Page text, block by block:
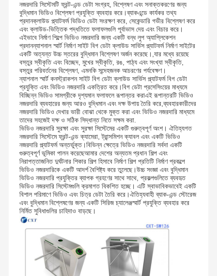
নজরদারি সিস্টেমটি ফ্রন্ট-এন্ড ডেটা সংগ্রহ, বিশ্লেষণ এবং সনাক্তকরণের জন্য
বুদ্ধিমান ভিডিও বিশ্লেষণ প্রযুক্তি ব্যবহার করে।ব্যাকএন্ডে কার্যকর তথ্য
প্রদানক্লাউড প্ল্যাটফর্ম ভিডিও ডেটা সংরক্ষণ করে, সেকেন্ডারি গভীর বিশ্লেষণ করে
এবং ক্লাউড-ভিত্তিক পদ্ধতিতে ফলাফলগুলি পূর্বাভাস দেয় এবং বিচার করে।
এইভাবে নির্মাণ শিল্পে ভিডিও নজরদারি জন্য একটি বন্ধ লুপ অ্যাপ্লিকেশন
প্রদানন্যাশনাল স্মার্ট নির্মাণ সাইট বিগ ডেটা ক্লাউড সার্ভিস প্ল্যাটফর্ম নির্মাণ সাইটের
একটি অত্যন্ত উচ্চ স্তরের বুদ্ধিমান বিশ্লেষণ অর্জন করেছে।,যার মধ্যে রয়েছে
বস্তুর স্বীকৃতি এবং বিচ্ছেদ, মুখের স্বীকৃতি, রঙ, পাঠ্য এবং সংখ্যা স্বীকৃতি,
বস্তুর পরিবর্তনের বিশ্লেষণ, এমনকি সন্দেহজনক আচরণের পর্যবেক্ষণ।
ন্যাশনাল স্মার্ট কনস্ট্রাকশন সাইট বিগ ডেটা ক্লাউড সার্ভিস প্ল্যাটফর্ম বিগ ডেটা
প্রযুক্তি এবং ভিডিও নজরদারি একত্রিত করে।বিগ ডেটা প্রসেসিংয়ের মাধ্যমে
বিচ্ছিন্ন ভিডিও সামগ্রীকে দৃশ্যমান ফলাফলে রূপান্তর করাএই রূপান্তরটি ভিডিও
নজরদারি ব্যবহারের জন্য আরও বুদ্ধিমান এবং দক্ষ উপায় তৈরি করে,ব্যবহারকারীদের
নজরদারি ভিডিও দেখার ভারী বোঝা থেকে মুক্ত করা এবং ভিডিও নজরদারি মাধ্যমে
তাদের সহজেই দক্ষ ও সঠিক সিদ্ধান্ত নিতে সক্ষম করা.
ভিডিও নজরদারি সুরক্ষা এবং সুরক্ষা সিস্টেমের একটি গুরুত্বপূর্ণ অংশ। ঐতিহ্যগত
নজরদারি সিস্টেমে ফ্রন্ট-এন্ড ক্যামেরা, ট্রান্সমিশন ক্যাবল এবং একটি ভিডিও
নজরদারি প্ল্যাটফর্ম অন্তর্ভুক্ত।বিভিন্ন ক্ষেত্রে ভিডিও নজরদারি সর্বদা একটি
গুরুত্বপূর্ণ ভূমিকা পালন করেছেআমার দেশের অন্যতম প্রধান শিল্প এবং
নিরাপত্তাজনিত দুর্ঘটনার শিকার শিল্প হিসাবে নির্মাণ শিল্প প্রতিটি নির্মাণ প্রকল্পে
ভিডিও নজরদারিকে একটি আদর্শ বৈশিষ্ট্য করে তুলেছে।উচ্চ সংজ্ঞা এবং বুদ্ধিমান
ভিডিও নজরদারি প্রযুক্তির ব্যাপক গ্রহণের সাথে সাথে, প্রকল্পগুলিতে ব্যবহৃত
ভিডিও নজরদারি সিস্টেমগুলি ক্রমাগত বিকশিত হচ্ছে। এটি স্বাভাবিকভাবেই একটি
বিশাল পরিমাণে ভিডিও এবং চিত্র ডেটা তৈরি করে।ঐতিহ্যবাহী ব্যাক-এন্ড স্টোরেজ
এবং বুদ্ধিমান বিশ্লেষণের জন্য একটি সিরিজ চ্যালেঞ্জস্মার্ট প্রযুক্তি ব্যবহার করে
নির্মিত সুবিধাগুলির চাহিদাও বাড়ছে।